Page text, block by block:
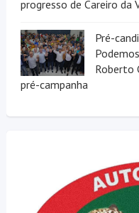
progresso de Careiro
Pré-
Roberto
pré-campanha